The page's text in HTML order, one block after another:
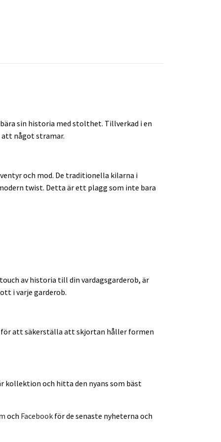
sin historia med stolthet. Tillverkad i en
att något stramar.
och mod. De traditionella kilarna i
twist. Detta är ett plagg som inte bara
av historia till din vardagsgarderob, är
i varje garderob.
för att säkerställa att skjortan håller formen
kollektion och hitta den nyans som bäst
och Facebook för de senaste nyheterna och